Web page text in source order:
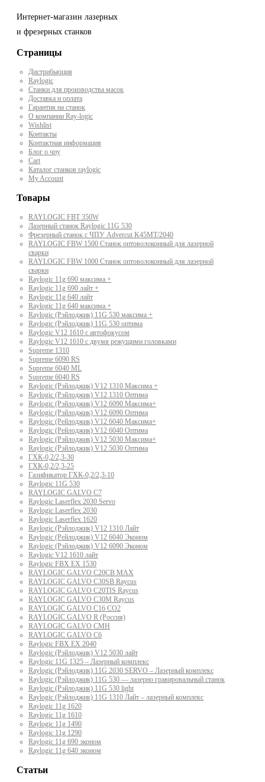
Интернет-магазин лазерных
и фрезерных станков
Страницы
Дистрибьюция
Raylogic
Станки для производства масок
Доставка и оплата
Гарантия на станок
О компании Ray-logic
Wishlist
Контакты
Контактная информация
Блог о чпу
Cart
Каталог станков raylogic
My Account
Товары
RAYLOGIC FBT 350W
Лазерный станок Raylogic 11G 530
Фрезерный станок с ЧПУ Advercut K45MT/2040
RAYLOGIC FBW 1500 Станок оптоволоконный для лазерной
сварки
RAYLOGIC FBW 1000 Станок оптоволоконный для лазерной
сварки
Raylogic 11g 690 максима +
Raylogic 11g 690 лайт +
Raylogic 11g 640 лайт
Raylogic 11g 640 максима +
Raylogic (Рэйлоджик) 11G 530 максима +
Raylogic (Рэйлоджик) 11G 530 оптима
Raylogic V12 1610 с автофокусом
Raylogic V12 1610 с двумя режущими головками
Supreme 1310
Supreme 6090 RS
Supreme 6040 ML
Supreme 6040 RS
Raylogic (Рэйлоджик) V12 1310 Максима +
Raylogic (Рэйлоджик) V12 1310 Оптима
Raylogic (Рэйлоджик) V12 6090 Максима+
Raylogic (Рэйлоджик) V12 6090 Оптима
Raylogic (Рейлоджик) V12 6040 Максима+
Raylogic (Рейлоджик) V12 6040 Оптима
Raylogic (Рэйлоджик) V12 5030 Максима+
Raylogic (Рэйлоджик) V12 5030 Оптима
ГХК-0,2/2,3-30
ГХК-0,2/2,3-25
Газификатор ГХК-0,2/2,3-10
Raylogic 11G 530
RAYLOGIC GALVO С7
Raylogic Laserflex 2030 Servo
Raylogic Laserflex 2030
Raylogic Laserflex 1620
Raylogic (Рэйлоджик) V12 1310 Лайт
Raylogic (Рейлоджик) V12 6040 Эконом
Raylogic (Рэйлоджик) V12 6090 Эконом
Raylogic V12 1610 лайт
Raylogic FBX EX 1530
RAYLOGIC GALVO С20CB MAX
RAYLOGIC GALVO С30SB Raycus
RAYLOGIC GALVO C20TIS Raycus
RAYLOGIC GALVO С30M Raycus
RAYLOGIC GALVO С16 CO2
RAYLOGIC GALVO R (Россия)
RAYLOGIC GALVO CMH
RAYLOGIC GALVO С6
Raylogic FBX EX 2040
Raylogic (Рэйлоджик) V12 5030 лайт
Raylogic 11G 1325 – Лазерный комплекс
Raylogic (Рэйлоджик) 11G 2030 SERVO – Лазерный комплекс
Raylogic (Рэйлоджик) 11G 530 — лазерно гравировальный станок
Raylogic (Рэйлоджик) 11G 530 light
Raylogic (Рэйлоджик) 11G 1310 Лайт – лазерный комплекс
Raylogic 11g 1620
Raylogic 11g 1610
Raylogic 11g 1490
Raylogic 11g 1290
Raylogic 11g 690 эконом
Raylogic 11g 640 эконом
Статьи